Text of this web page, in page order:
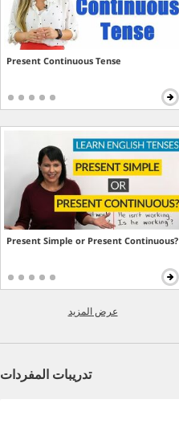
Present Continuous Tense
Present Simple or Present Continuous?
عرض المزيد
تدريبات المفردات